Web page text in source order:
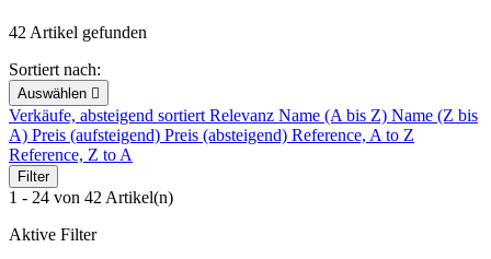
42 Artikel gefunden
Sortiert nach:
Auswählen 
Verkäufe, absteigend sortiert Relevanz Name (A bis Z) Name (Z bis
A) Preis (aufsteigend) Preis (absteigend) Reference, A to Z
Reference, Z to A
Filter
1 - 24 von 42 Artikel(n)
Aktive Filter